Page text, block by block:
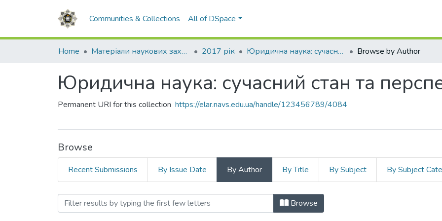
Communities & Collections All of DSpace
Home Матеріали наукових заходів 2017 рік Юридична наука: сучасний стан та перспективи розвитку Browse by Author
Юридична наука: сучасний стан та
Permanent URI for this collection https://elar.navs.edu.ua/handle/123456789/4084
Browse
Recent Submissions By Issue Date By Author By Title By Subject By Subject
Browsing Юридична наука: сучасний стан та перспективи
Browse